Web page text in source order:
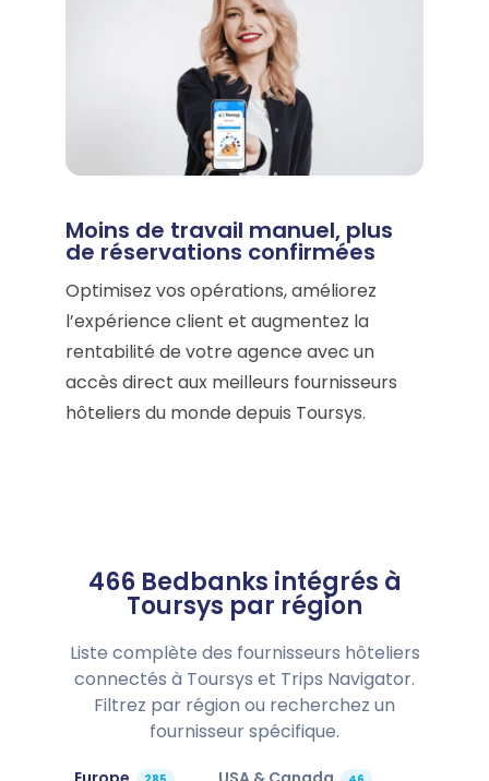
Moins de travail manuel, plus
de réservations confirmées
Optimisez vos opérations, améliorez
l’expérience client et augmentez la
rentabilité de votre agence avec un
accès direct aux meilleurs fournisseurs
hôteliers du monde depuis Toursys.
466 Bedbanks intégrés à
Toursys par région
Liste complète des fournisseurs hôteliers
connectés à Toursys et Trips Navigator.
Filtrez par région ou recherchez un
fournisseur spécifique.